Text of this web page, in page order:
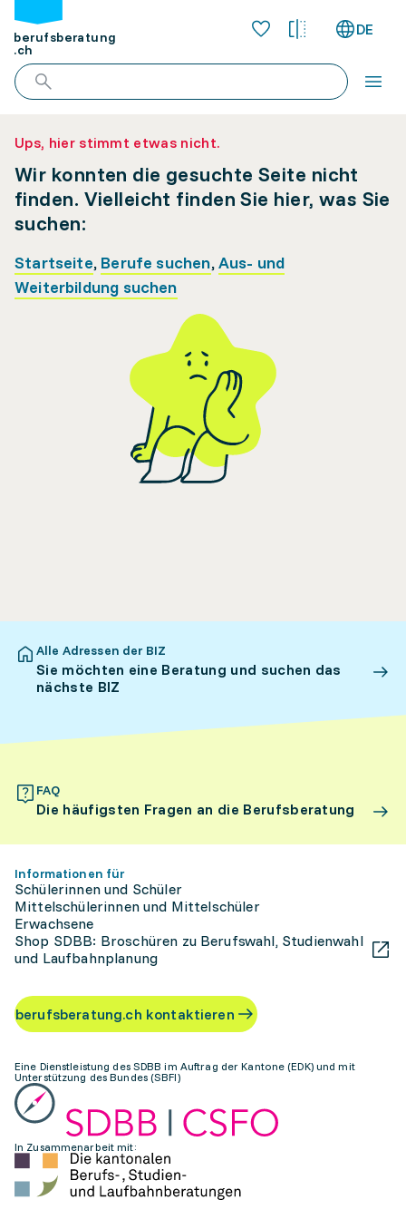
berufsberatung
.ch
DE
Ups, hier stimmt etwas nicht.
Wir konnten die gesuchte Seite nicht
finden. Vielleicht finden Sie hier, was Sie
suchen:
Startseite, Berufe suchen,Aus- und
Weiterbildung suchen
Alle Adressen der BIZ
Sie möchten eine Beratung und suchen das
nächste BIZ
FAQ
Die häufigsten Fragen an die Berufsberatung
Informationen für
Schülerinnen und Schüler
Mittelschülerinnen und Mittelschüler
Erwachsene
Shop SDBB: Broschüren zu Berufswahl, Studienwahl
und Laufbahnplanung
berufsberatung.ch kontaktieren
Eine Dienstleistung des SDBB im Auftrag der Kantone (EDK) und mit
Unterstützung des Bundes (SBFI)
In Zusammenarbeit mit: